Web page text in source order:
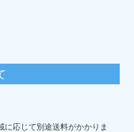
に応じて別途送料がかかりま